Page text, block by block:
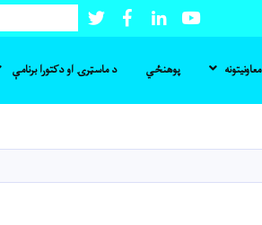
Youtube
LinkedIn
Facebook
Twitter
لټون
معاونیتونه پوهنځي د ماسټرۍ او دکتورا برنامې